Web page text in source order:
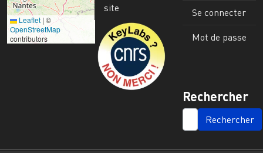
Leaflet | ©
OpenStreetMap
contributors
site
Image
Se connecter
Mot de passe
Rechercher
SEARCH